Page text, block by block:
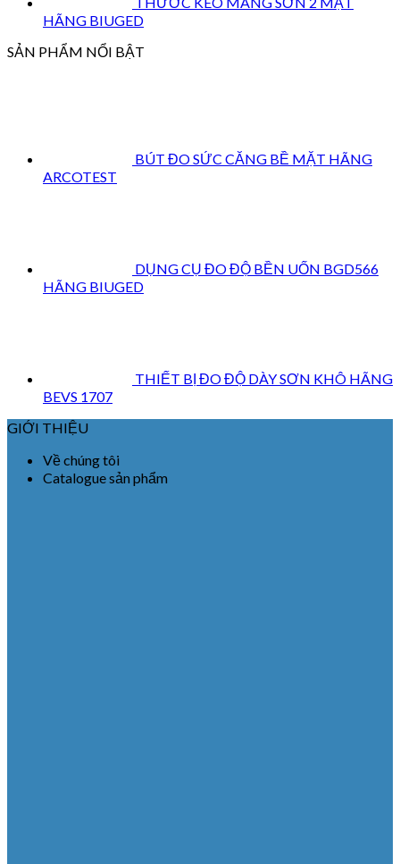
HÃNG BIUGED
SẢN PHẨM NỔI BẬT
BÚT ĐO SỨC CĂNG BỀ MẶT HÃNG
ARCOTEST
DỤNG CỤ ĐO ĐỘ BỀN UỐN BGD566
HÃNG BIUGED
THIẾT BỊ ĐO ĐỘ DÀY SƠN KHÔ HÃNG
BEVS 1707
GIỚI THIỆU
Về chúng tôi
Catalogue sản phẩm